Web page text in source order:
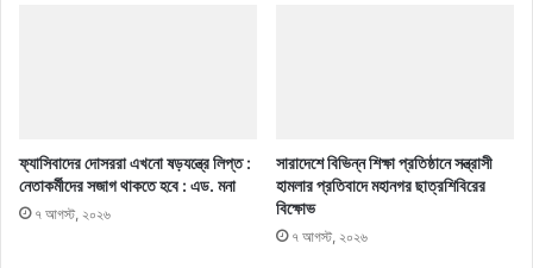
ফ্যাসিবাদের দোসররা এখনো ষড়যন্ত্রে লিপ্ত :
নেতাকর্মীদের সজাগ থাকতে হবে : এড. মনা
৭ আগস্ট, ২০২৬
সারাদেশে বিভিন্ন শিক্ষা প্রতিষ্ঠানে সন্ত্রাসী
হামলার প্রতিবাদে মহানগর ছাত্রশিবিরের
বিক্ষোভ
৭ আগস্ট, ২০২৬